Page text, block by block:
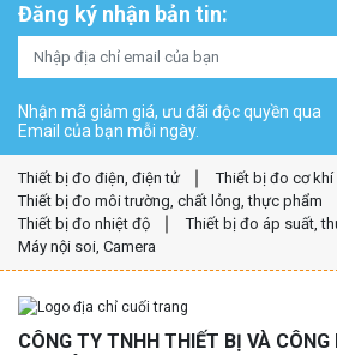
Đăng ký nhận bản tin:
Nhận mã giảm giá, ưu đãi độc quyền qua
Email của bạn mỗi ngày.
Thiết bị đo điện, điện tử
Thiết bị đo cơ khí
Thiết bị đo môi trường, chất lỏng, thực phẩm
Thiết bị đo nhiệt độ
Thiết bị đo áp suất,
Máy nội soi, Camera
CÔNG TY TNHH THIẾT BỊ VÀ CÔNG